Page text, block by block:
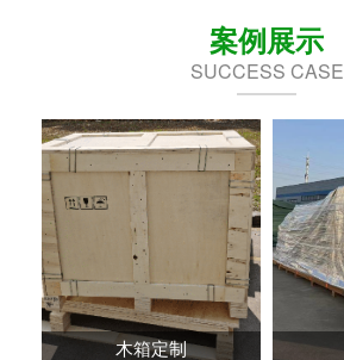
案例展示
SUCCESS CASE
木托盘